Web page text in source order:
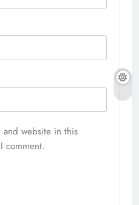
and website in this
comment.